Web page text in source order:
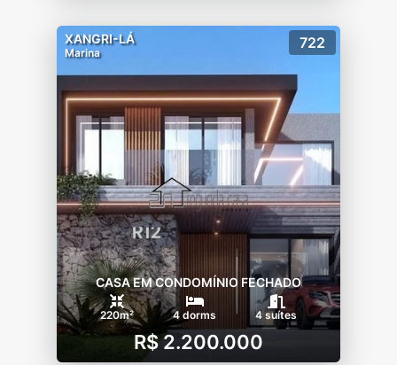
XANGRI-LÁ
Marina
722
CASA EM CONDOMÍNIO FECHADO
220m² 4 dorms 4 suítes
R$ 2.200.000